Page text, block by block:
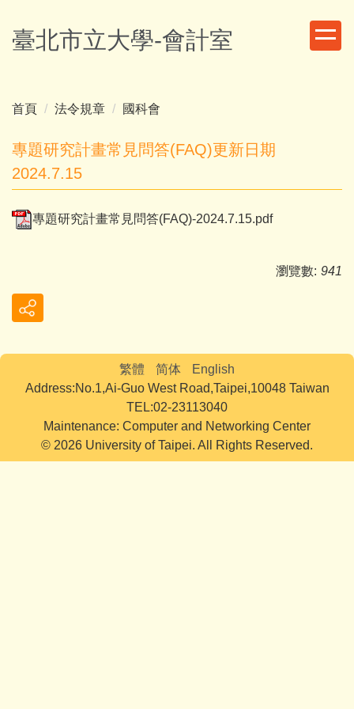
到
主
容
臺北市立大學-會計室
首頁 法令規章 國科會
專題研究計畫常見問答(FAQ)更新日期
2024.7.15
專題研究計畫常見問答(FAQ)-2024.7.15.pdf
瀏覽數: 941
繁體 简体
English
Address:No.1,Ai-Guo West Road,Taipei,10048 Taiwan
TEL:02-23113040
Maintenance: Computer and Networking Center
© 2026 University of Taipei. All Rights Reserved.